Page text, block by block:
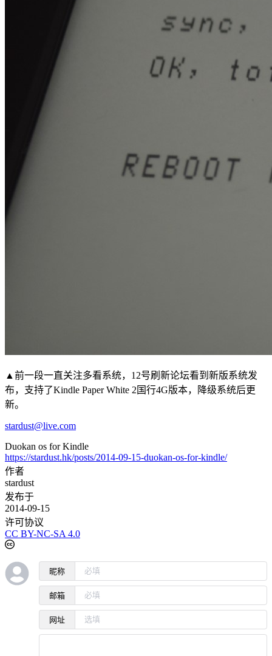
▲前一段一直关注多看系统，12号刷新论坛看到新版系统发
布，支持了Kindle Paper White 2国行4G版本，降级系统后更
新。
stardust@live.com
Duokan os for Kindle
https://stardust.hk/posts/2014-09-15-duokan-os-for-kindle/
作者
stardust
发布于
2014-09-15
许可协议
CC BY-NC-SA 4.0
昵称
邮箱
网址